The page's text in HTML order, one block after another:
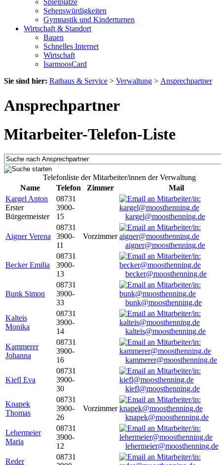
Spielplätze
Sehenswürdigkeiten
Gymnastik und Kinderturnen
Wirtschaft & Standort
Bauen
Schnelles Internet
Wirtschaft
IsarmoosCard
Sie sind hier: Rathaus & Service > Verwaltung > Ansprechpartner
Ansprechpartner
Mitarbeiter-Telefon-Liste
Telefonliste der Mitarbeiter/innen der Verwaltung
Name
Telefon Zimmer
Mail
Kargel Anton
Erster
Bürgermeister
08731
3900-
15
kargel@moosthenning.de
Aigner Verena
08731
3900-
11
Vorzimmer
aigner@moosthenning.de
Becker Emilia
08731
3900-
13
becker@moosthenning.de
Bunk Simon
08731
3900-
33
bunk@moosthenning.de
Kalteis
Monika
08731
3900-
14
kalteis@moosthenning.de
Kammerer
Johanna
08731
3900-
16
kammerer@moosthenning.de
Kiefl Eva
08731
3900-
30
kiefl@moosthenning.de
Knapek
Thomas
08731
3900-
26
Vorzimmer
knapek@moosthenning.de
Lehermeier
Maria
08731
3900-
12
lehermeier@moosthenning.de
Reder
08731